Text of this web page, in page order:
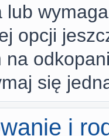
lub
opcji
na
się
i